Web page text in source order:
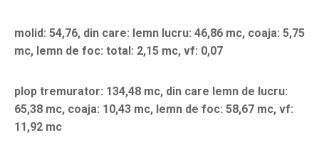
molid: 54,76, din care: lemn lucru: 46,86 mc, coaja: 5,75
mc, lemn de foc: total: 2,15 mc, vf: 0,07
plop tremurator: 134,48 mc, din care lemn de lucru:
65,38 mc, coaja: 10,43 mc, lemn de foc: 58,67 mc, vf:
11,92 mc